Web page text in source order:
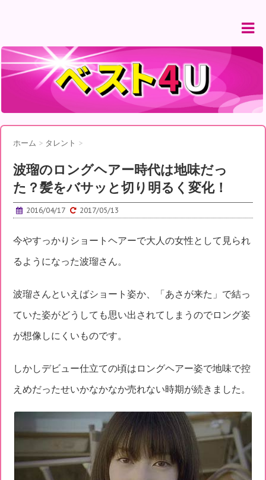
ホーム > タレント >
波瑠のロングヘアー時代は地味だっ
た？髪をバサッと切り明るく変化！
2016/04/17 2017/05/13
今やすっかりショートヘアーで大人の女性として見られ
るようになった波瑠さん。
波瑠さんといえばショート姿か、「あさが来た」で結っ
ていた姿がどうしても思い出されてしまうのでロング姿
が想像しにくいものです。
しかしデビュー仕立ての頃はロングヘアー姿で地味で控
えめだったせいかなかなか売れない時期が続きました。